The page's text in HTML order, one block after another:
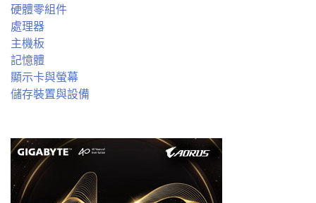
硬體零組件
處理器
主機板
記憶體
顯示卡與螢幕
儲存裝置與設備